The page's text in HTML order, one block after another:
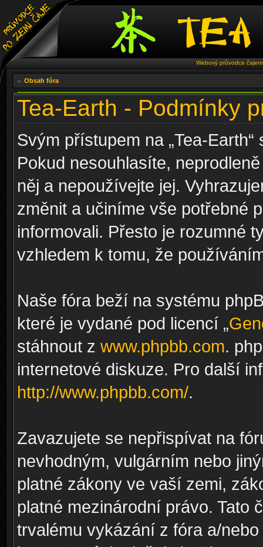
Webový průvodce
Obsah fóra
Tea-Earth - Podmínky
Svým přístupem na „Tea-
Pokud nesouhlasíte,
něj a nepoužívejte jej.
změnit a učiníme vše potřebné
informovali. Přesto je rozumné
vzhledem k tomu, že
Naše fóra beží na systému
které je vydané pod licencí „
stáhnout z www.phpbb.com.
internetové diskuze. Pro další
http://www.phpbb.com/.
Zavazujete se nepřispívat na
nevhodným, vulgárním nebo
platné zákony ve vaší zemi,
platné mezinárodní právo. Tato
trvalému vykázání z fóra a/